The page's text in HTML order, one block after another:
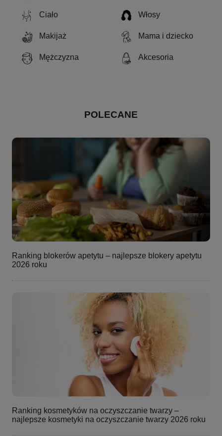
Ciało Włosy
Makijaż Mama i dziecko
Mężczyzna Akcesoria
POLECANE
Ranking blokerów apetytu – najlepsze blokery apetytu
2026 roku
Ranking kosmetyków na oczyszczanie twarzy –
najlepsze kosmetyki na oczyszczanie twarzy 2026 roku